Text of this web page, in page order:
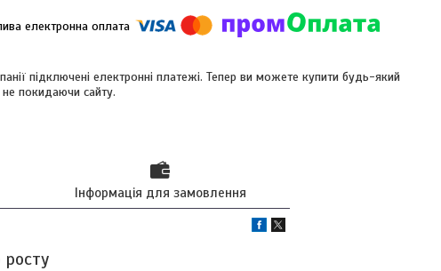
підключені електронні платежі. Тепер ви можете купити будь-який
не покидаючи сайту.
Інформація для замовлення
росту